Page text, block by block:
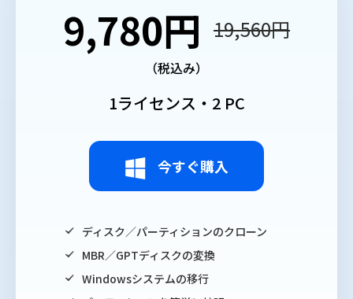
9,780円 19,560円
（税込み）
1ライセンス・2 PC
今すぐ購入
ディスク／パーティションのクローン
MBR／GPTディスクの変換
Windowsシステムの移行